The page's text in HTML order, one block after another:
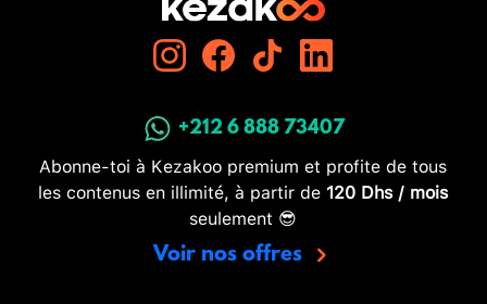
+212 6 888 73407
Abonne-toi à Kezakoo premium et profite de tous
les contenus en illimité, à partir de 120 Dhs / mois
seulement 😎
Voir nos offres